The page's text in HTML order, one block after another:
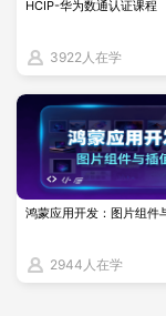
两项关键政策，此
费用与 “以学代考”
费用：HCIA 单门
门 480 美元（约
2180 元），
“以学代考”：仅适
tacom 等 8 大方
程）并通过考核，
HCIP-华为数通认证课程
3922人在学
鸿蒙应用开发：图片组件
2944人在学